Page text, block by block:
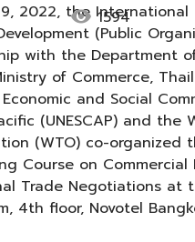
visibility 1594
2022, the
(Public
with the Department
of Commerce,
and Social
(UNESCAP) and the
(WTO) co-organized
Course on Commercial
Trade Negotiations at
4th floor, Novotel